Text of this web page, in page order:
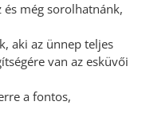
és még sorolhatnánk,
aki az ünnep teljes
van az esküvői
a fontos,